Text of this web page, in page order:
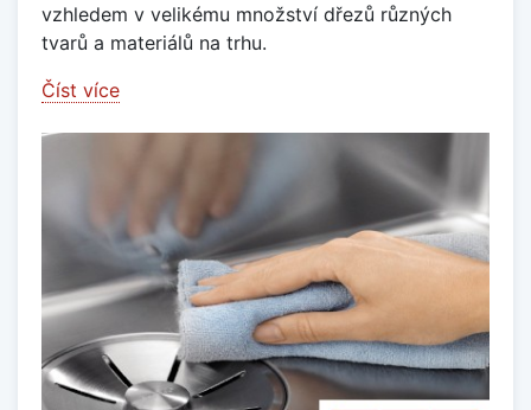
vzhledem v velikému množství dřezů různých
tvarů a materiálů na trhu.
Číst více